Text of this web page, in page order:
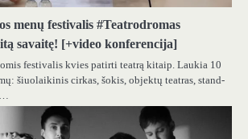
menų festivalis #Teatrodromas
savaitę! [+video konferencija]
festivalis kvies patirti teatrą kitaip. Laukia 10
šiuolaikinis cirkas, šokis, objektų teatras, stand-